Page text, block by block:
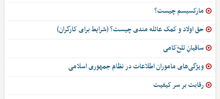
مارکسیسم چیست؟
حق اولاد و کمک عائله مندی چیست؟ (شرایط برای کارگران)
ساقیانِ تلخ‌کامی
ویژگی‌های ماموران اطلاعات در نظام جمهوری اسلامی
رقابت بر سر کیفیت